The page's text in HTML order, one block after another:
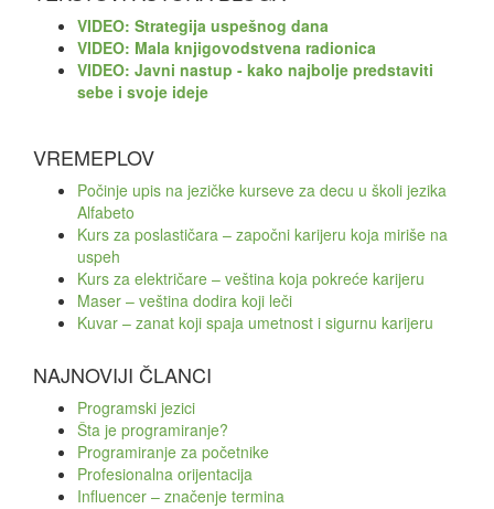
VIDEO: Strategija uspešnog dana
VIDEO: Mala knjigovodstvena radionica
VIDEO: Javni nastup - kako najbolje predstaviti
sebe i svoje ideje
VREMEPLOV
Počinje upis na jezičke kurseve za decu u školi jezika
Alfabeto
Kurs za poslastičara – započni karijeru koja miriše na
uspeh
Kurs za električare – veština koja pokreće karijeru
Maser – veština dodira koji leči
Kuvar – zanat koji spaja umetnost i sigurnu karijeru
NAJNOVIJI ČLANCI
Programski jezici
Šta je programiranje?
Programiranje za početnike
Profesionalna orijentacija
Influencer – značenje termina